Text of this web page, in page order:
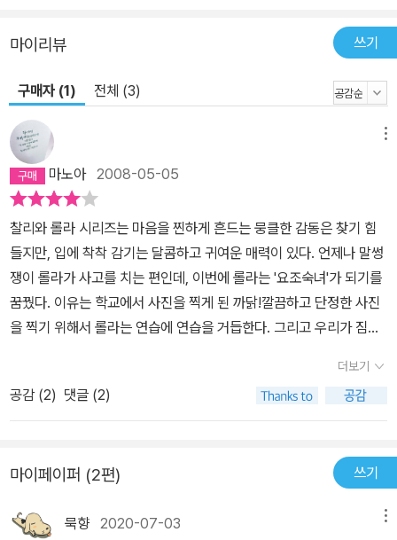
마이리뷰 쓰기
구매자 (1) 전체 (3)
마노아2008-05-05
찰리와 롤라 시리즈는 마음을 찐하게 흔드는 뭉클한 감동은 찾기 힘
들지만, 입에 착착 감기는 달콤하고 귀여운 매력이 있다. 언제나 말썽
쟁이 롤라가 사고를 치는 편인데, 이번에 롤라는 '요조숙녀'가 되기를
꿈꿨다. 이유는 학교에서 사진을 찍게 된 까닭!깔끔하고 단정한 사진
을 찍기 위해서 롤라는 연습에 연습을 거듭한다. 그리고 우리가 짐작
지만 신발은 흠뻑 젖어버렸고, 물통에서 장난을 치면 오히려 깨끗해
지지 않을까 생각했지만 옷을 적셨고,딸기 우유 마시다가 엎어서 옷
을 버리고,앞치마 두르고그림을 그렸는데 그만 물감 묻은 손으로 얼
을 찍었지만 결과는 처참!그래도 하나, 둘, 셋 치~즈!만은 제대로 지
롤라는 학교에서 찍은 사진이 맘에 들지 않았다. 실망하는 롤라를 달
더보기
공감 (2) 댓글 (2)
마이페이퍼 (2편) 쓰기
묵향2020-07-03